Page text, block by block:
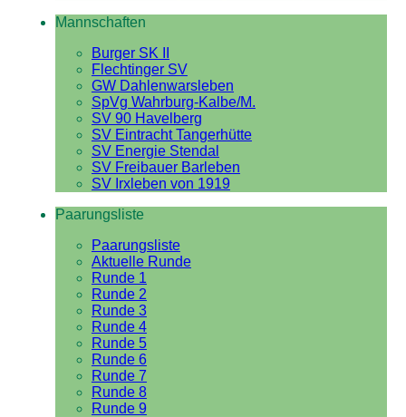
Mannschaften
Burger SK II
Flechtinger SV
GW Dahlenwarsleben
SpVg Wahrburg-Kalbe/M.
SV 90 Havelberg
SV Eintracht Tangerhütte
SV Energie Stendal
SV Freibauer Barleben
SV Irxleben von 1919
Paarungsliste
Paarungsliste
Aktuelle Runde
Runde 1
Runde 2
Runde 3
Runde 4
Runde 5
Runde 6
Runde 7
Runde 8
Runde 9